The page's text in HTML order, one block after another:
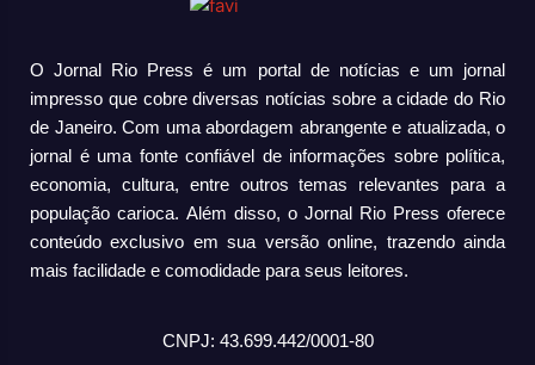
O Jornal Rio Press é um portal de notícias e um jornal
impresso que cobre diversas notícias sobre a cidade do Rio
de Janeiro. Com uma abordagem abrangente e atualizada, o
jornal é uma fonte confiável de informações sobre política,
economia, cultura, entre outros temas relevantes para a
população carioca. Além disso, o Jornal Rio Press oferece
conteúdo exclusivo em sua versão online, trazendo ainda
mais facilidade e comodidade para seus leitores.
CNPJ: 43.699.442/0001-80